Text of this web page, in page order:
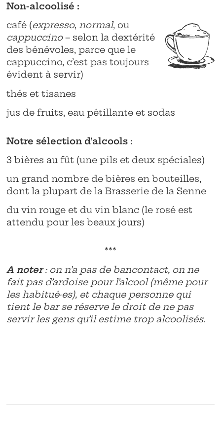
Non-alcoolisé :
café (expresso, normal, ou
cappuccino– selon la dextérité
des bénévoles, parce que le
cappuccino, c’est pas toujours
évident à servir)
thés et tisanes
jus de fruits, eau pétillante et sodas
Notre sélection d’alcools :
3 bières au fût (une pils et deux spéciales)
un grand nombre de bières en bouteilles,
dont la plupart de la Brasserie de la Senne
du vin rouge et du vin blanc (le rosé est
attendu pour les beaux jours)
***
A noter: on n’a pas de bancontact, on ne
fait pas d’ardoise pour l’alcool (même pour
les habitué·es), et chaque personne qui
tient le bar se réserve le droit de ne pas
servir les gens qu’il estime trop alcoolisés.